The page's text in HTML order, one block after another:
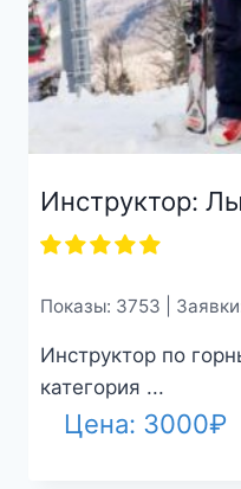
Инструктор:
Показы: 3753 |
Инструктор по
категория ...
Цена: 3000₽